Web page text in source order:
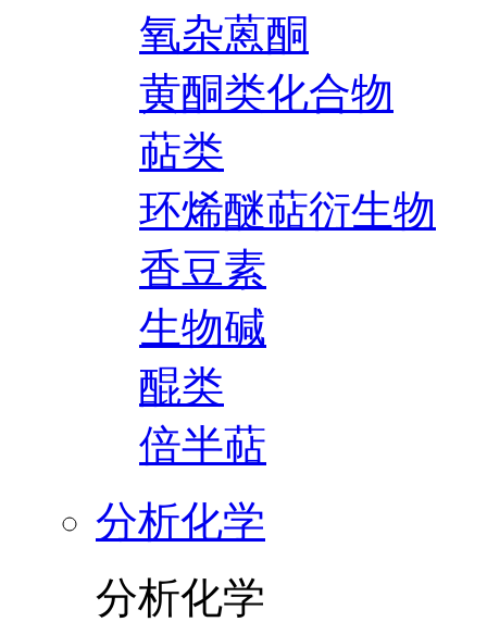
氧杂蒽酮
黄酮类化合物
萜类
环烯醚萜衍生物
香豆素
生物碱
醌类
倍半萜
分析化学
分析化学